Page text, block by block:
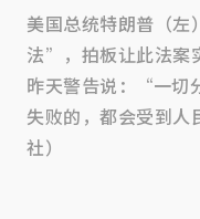
美国总统特朗普（
法”，拍板让此法案
昨天警告说：“一切
失败的，都会受到
社）